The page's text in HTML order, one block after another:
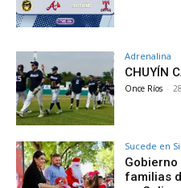
Adrenalina
CHUYÍN
Once Ríos -
Sucede en
familias